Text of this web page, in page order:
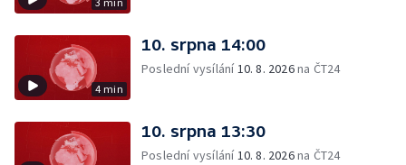
4 min
10. srpna 14:00
Poslední vysílání10. 8. 2026na ČT24
10. srpna 13:30
Poslední vysílání10. 8. 2026na ČT24